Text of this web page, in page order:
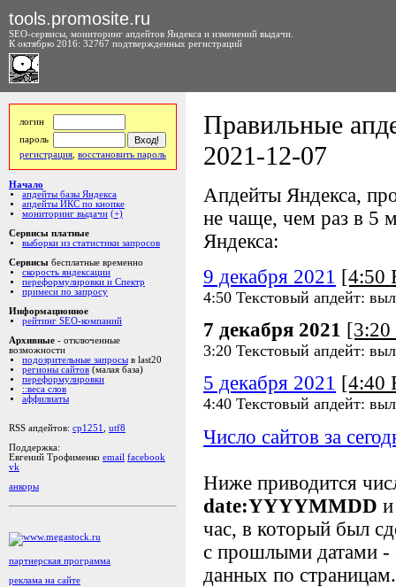
tools.promosite.ru
SEO-сервисы, мониторинг апдейтов Яндекса и изменений выдачи.
К октябрю 2016: 32767 подтвержденных регистраций
логин
пароль
регистрация восстановить пароль
Начало
апдейты базы Яндекса
апдейты ИКС по кнопке
мониторинг выдачи (+)
Сервисы платные
выборки из статистики запросов
Сервисы бесплатные временно
скорость яндексации
переформулировки и Спектр
примеси по запросу
Информационное
рейтинг SEO-компаний
Архивные - отключенные
возможности
подозрительные запросы в last20
регионы сайтов (малая база)
переформулировки
::веса слов
аффилиаты
RSS апдейтов: cp1251
utf8
Поддержка:
Евгений Трофименко email facebook
vk
анкоры
партнерская программа
реклама на сайте
Правильные
2021-12-07
Апдейты Яндекса,
не чаще, чем раз в 5
Яндекса:
9 декабря 2021 [4:50
4:50 Текстовый апдейт:
7 декабря 2021
3:20 Текстовый апдейт:
5 декабря 2021 [4:40
4:40 Текстовый апдейт:
Число сайтов за
Ниже приводится
date:YYYYMMDD
час, в который был
с прошлыми датами -
данных по страницам.